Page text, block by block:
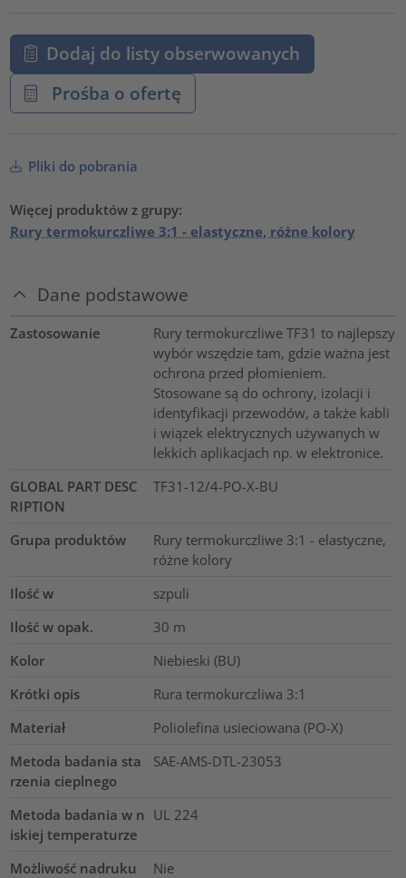
Dodaj do listy obserwowanych
Prośba o ofertę
Pliki do pobrania
Więcej produktów z grupy:
Rury termokurczliwe 3:1 - elastyczne, różne kolory
Dane podstawowe
Zastosowanie
Rury termokurczliwe TF31 to najlepszy
wybór wszędzie tam, gdzie ważna jest
ochrona przed płomieniem.
Stosowane są do ochrony, izolacji i
identyfikacji przewodów, a także kabli
i wiązek elektrycznych używanych w
lekkich aplikacjach np. w elektronice.
GLOBAL PART DESC
RIPTION
TF31-12/4-PO-X-BU
Grupa produktów
Rury termokurczliwe 3:1 - elastyczne,
różne kolory
Ilość w
szpuli
Ilość w opak.
30 m
Kolor
Niebieski (BU)
Krótki opis
Rura termokurczliwa 3:1
Materiał
Poliolefina usieciowana (PO-X)
Metoda badania sta
rzenia cieplnego
SAE-AMS-DTL-23053
Metoda badania w n
iskiej temperaturze
UL 224
Możliwość nadruku
Nie